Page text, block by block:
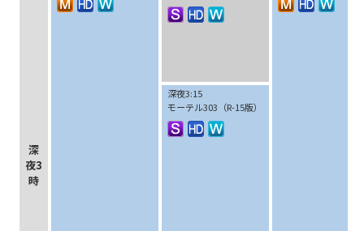
深
夜3
時
深夜3:15
モーテル303（R-15版）